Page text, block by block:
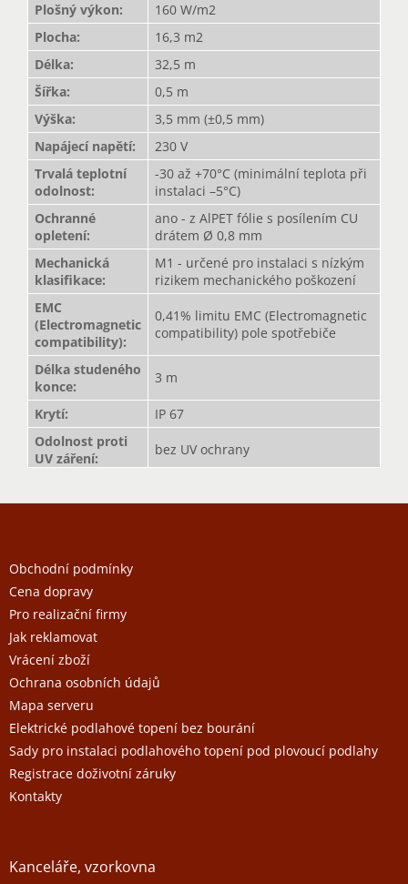
Plošný výkon:
160 W/m2
Plocha:
16,3 m2
Délka:
32,5 m
Šířka:
0,5 m
Výška:
3,5 mm (±0,5 mm)
Napájecí napětí:
230 V
Trvalá teplotní
odolnost:
-30 až +70°C (minimální teplota při
instalaci –5°C)
Ochranné
opletení:
ano - z AlPET fólie s posílením CU
drátem Ø 0,8 mm
Mechanická
klasifikace:
M1 - určené pro instalaci s nízkým
rizikem mechanického poškození
EMC
(Electromagnetic
compatibility):
0,41% limitu EMC (Electromagnetic
compatibility) pole spotřebiče
Délka studeného
konce:
3 m
Krytí:
IP 67
Odolnost proti
UV záření:
bez UV ochrany
Z
aObchodní podmínky
Cena dopravy
Pro realizační firmy
Jak reklamovat
Vrácení zboží
Ochrana osobních údajů
Mapa serveru
Elektrické podlahové topení bez bourání
Sady pro instalaci podlahového topení pod plovoucí podlahy
Registrace doživotní záruky
Kontakty
Kanceláře, vzorkovna